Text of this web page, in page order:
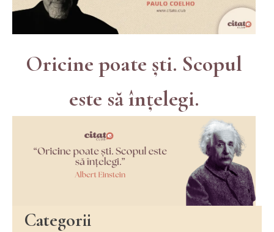
Oricine poate ști. Scopul
este să înțelegi.
Categorii